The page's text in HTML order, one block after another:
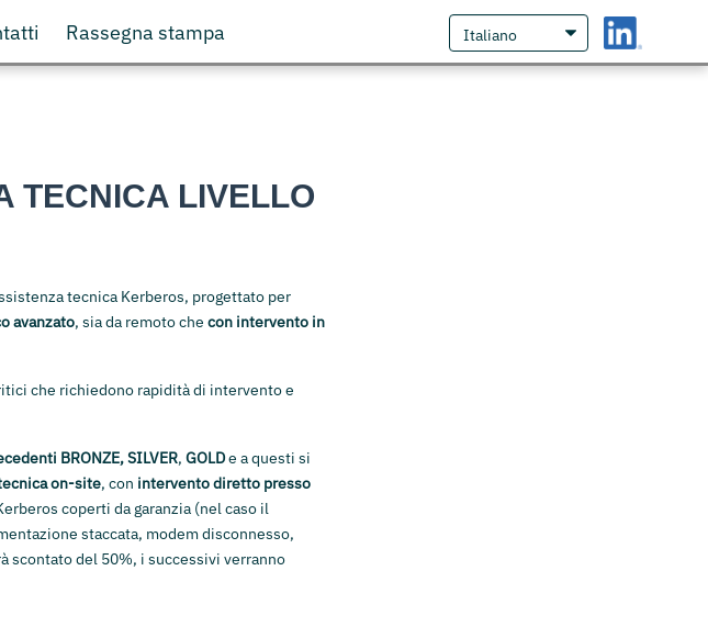
Rassegna stampa
TECNICA LIVELLO
tecnica Kerberos, progettato per
avanzato, sia da remoto che con intervento in
che richiedono rapidità di intervento e
BRONZE, SILVER, GOLDe a questi si
on-site, con intervento diretto presso
coperti da garanzia (nel caso il
staccata, modem disconnesso,
scontato del 50%, i successivi verranno